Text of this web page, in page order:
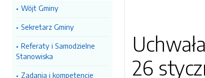
Wójt Gminy
Sekretarz Gminy
Referaty i Samodzielne
Stanowiska
Zadania i kompetencje
26